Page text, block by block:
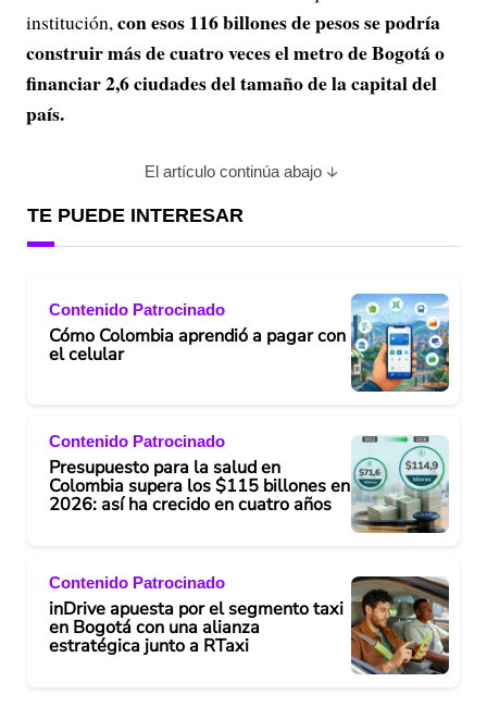
institución, con esos 116 billones de pesos se podría
construir más de cuatro veces el metro de Bogotá o
financiar 2,6 ciudades del tamaño de la capital del
país.
El artículo continúa abajo
TE PUEDE INTERESAR
Contenido Patrocinado
Cómo Colombia aprendió a pagar con
el celular
Contenido Patrocinado
Presupuesto para la salud en
Colombia supera los $115 billones en
2026: así ha crecido en cuatro años
Contenido Patrocinado
inDrive apuesta por el segmento taxi
en Bogotá con una alianza
estratégica junto a RTaxi